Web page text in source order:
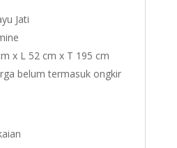
Jati
x L 52 cm x T 195 cm
belum termasuk ongkir